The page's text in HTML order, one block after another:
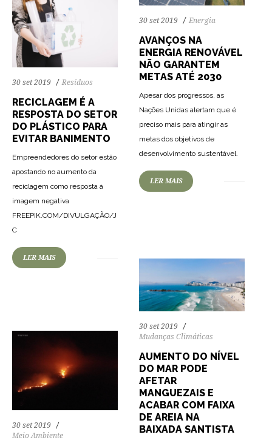
30 set 2019 Energia
AVANÇOS NA
ENERGIA RENOVÁVEL
NÃO GARANTEM
METAS ATÉ 2030
Apesar dos progressos, as
Nações Unidas alertam que é
preciso mais para atingir as
metas dos objetivos de
desenvolvimento sustentável.
LER MAIS
30 set 2019 Resíduos
RECICLAGEM É A
RESPOSTA DO SETOR
DO PLÁSTICO PARA
EVITAR BANIMENTO
Empreendedores do setor estão
apostando no aumento da
reciclagem como resposta à
imagem negativa
FREEPIK.COM/DIVULGAÇÃO/J
C
LER MAIS
30 set 2019
Mudanças Climáticas
AUMENTO DO NÍVEL
DO MAR PODE
AFETAR
MANGUEZAIS E
ACABAR COM FAIXA
DE AREIA NA
BAIXADA SANTISTA
83 1582
30 set 2019
Meio Ambiente
67 1403